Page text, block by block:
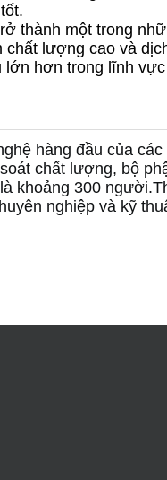
thành một trong
lượng cao và
hơn trong lĩnh
hàng đầu của
chất lượng, bộ
khoảng 300
nghiệp và kỹ